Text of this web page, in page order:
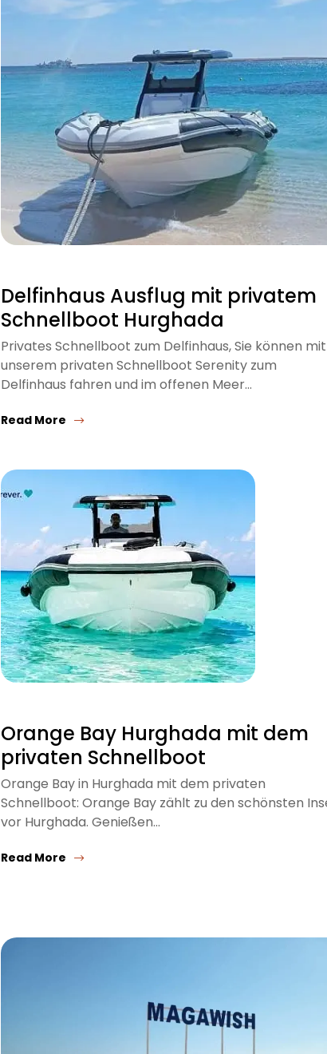
Delfinhaus Ausflug mit privatem
Schnellboot Hurghada
Privates Schnellboot zum Delfinhaus, Sie können mit
unserem privaten Schnellboot Serenity zum
Delfinhaus fahren und im offenen Meer…
Read More
Orange Bay Hurghada mit dem
privaten Schnellboot
Orange Bay in Hurghada mit dem privaten
Schnellboot: Orange Bay zählt zu den schönsten
vor Hurghada. Genießen…
Read More